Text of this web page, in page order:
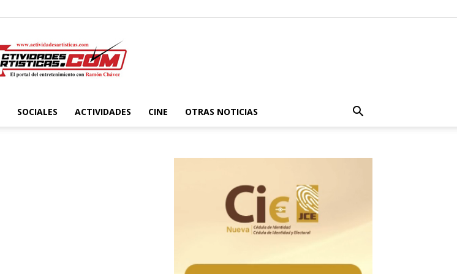
Actividadesartisticas.com
SOCIALES ACTIVIDADES CINE OTRAS NOTICIAS